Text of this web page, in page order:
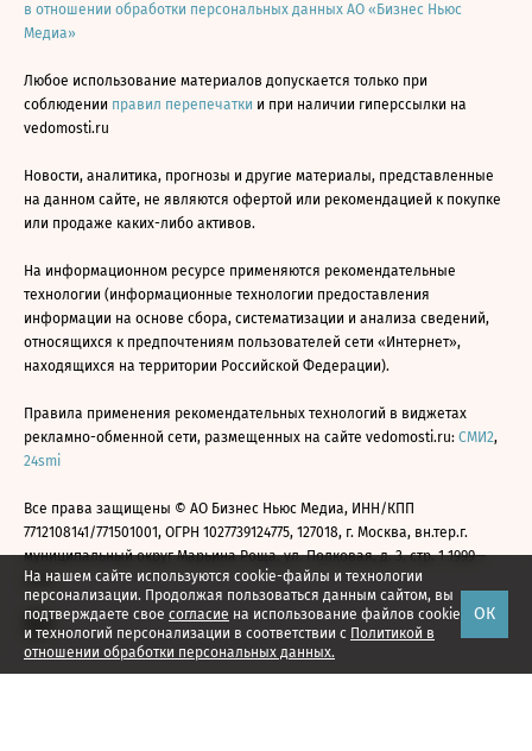
На нашем сайте используются cookie-файлы и технологии
персонализации. Продолжая пользоваться данным сайтом, вы
подтверждаете свое согласие на использование файлов cookie
и технологий персонализации в соответствии с Политикой в
отношении обработки персональных данных.
ОК
в отношении обработки персональных данных АО «Бизнес Ньюс
Медиа»
Любое использование материалов допускается только при
соблюдении правил перепечатки и при наличии гиперссылки на
vedomosti.ru
Новости, аналитика, прогнозы и другие материалы, представленные
на данном сайте, не являются офертой или рекомендацией к покупке
или продаже каких-либо активов.
На информационном ресурсе применяются рекомендательные
технологии (информационные технологии предоставления
информации на основе сбора, систематизации и анализа сведений,
относящихся к предпочтениям пользователей сети «Интернет»,
находящихся на территории Российской Федерации).
Правила применения рекомендательных технологий в виджетах
рекламно-обменной сети, размещенных на сайте vedomosti.ru: СМИ2,
24smi
Все права защищены © АО Бизнес Ньюс Медиа, ИНН/КПП
7712108141/771501001, ОГРН 1027739124775, 127018, г. Москва, вн.тер.г.
муниципальный округ Марьина Роща, ул. Полковая, д. 3, стр. 1 1999—
2026